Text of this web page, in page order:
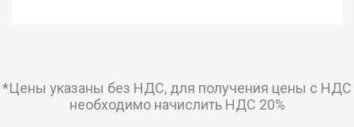
*Цены указаны без НДС, для получения цены с НДС
необходимо начислить НДС 20%